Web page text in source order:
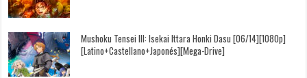
Mushoku Tensei III: Isekai Ittara Honki Dasu [06/14][1080p]
[Latino+Castellano+Japonés][Mega-Drive]